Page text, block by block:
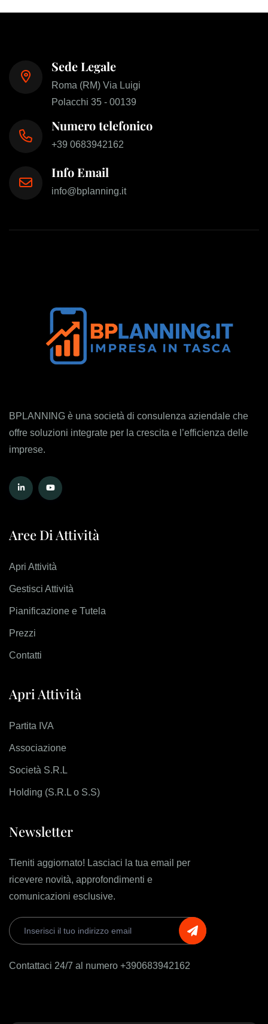
Sede Legale
Roma (RM) Via Luigi
Polacchi 35 - 00139
Numero telefonico
+39 0683942162
Info Email
info@bplanning.it
BPLANNING è una società di consulenza aziendale che
offre soluzioni integrate per la crescita e l’efficienza delle
imprese.
Aree Di Attività
Apri Attività
Gestisci Attività
Pianificazione e Tutela
Prezzi
Contatti
Apri Attività
Partita IVA
Associazione
Società S.R.L
Holding (S.R.L o S.S)
Newsletter
Tieniti aggiornato! Lasciaci la tua email per
ricevere novità, approfondimenti e
comunicazioni esclusive.
Contattaci 24/7 al numero +390683942162